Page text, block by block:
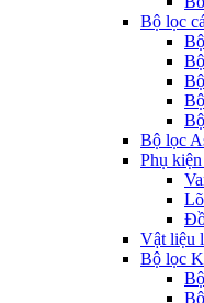
Bộ lọc
Bộ lọc
Phụ
Vật liệu
Bộ lọc